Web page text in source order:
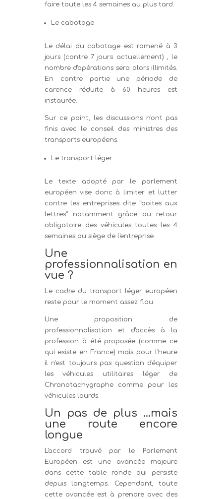
faire toute les 4 semaines au plus tard.
Le cabotage
Le délai du cabotage est ramené à 3
jours (contre 7 jours actuellement) , le
nombre d'opérations sera alors illimités.
En contre partie une période de
carence réduite à 60 heures est
instaurée.
Sur ce point, les discussions n'ont pas
finis avec le conseil des ministres des
transports européens.
Le transport léger
Le texte adopté par le parlement
européen vise donc à limiter et lutter
contre les entreprises dite "boites aux
lettres" notamment grâce au retour
obligatoire des véhicules toutes les 4
semaines au siège de l'entreprise.
Une
professionnalisation en
vue ?
Le cadre du transport léger européen
reste pour le moment assez flou.
Une proposition de
professionnalisation et d'accès à la
profession à été proposée (comme ce
qui existe en France) mais pour l'heure
il n'est toujours pas question d'équiper
les véhicules utilitaires léger de
Chronotachygraphe comme pour les
véhicules lourds.
Un pas de plus ...mais
une route encore
longue
L'accord trouvé par le Parlement
Européen est une avancée majeure
dans cette table ronde qui persiste
depuis longtemps. Cependant, toute
cette avancée est à prendre avec des